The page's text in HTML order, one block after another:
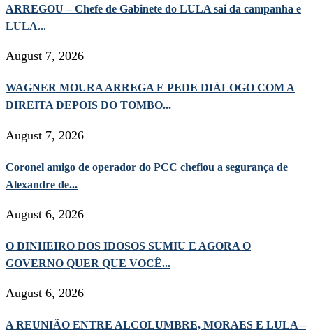
ARREGOU – Chefe de Gabinete do LULA sai da campanha e
LULA...
August 7, 2026
WAGNER MOURA ARREGA E PEDE DIÁLOGO COM A
DIREITA DEPOIS DO TOMBO...
August 7, 2026
Coronel amigo de operador do PCC chefiou a segurança de
Alexandre de...
August 6, 2026
O DINHEIRO DOS IDOSOS SUMIU E AGORA O
GOVERNO QUER QUE VOCÊ...
August 6, 2026
A REUNIÃO ENTRE ALCOLUMBRE, MORAES E LULA –